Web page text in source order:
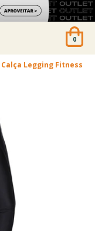
0
Calça Legging Fitness